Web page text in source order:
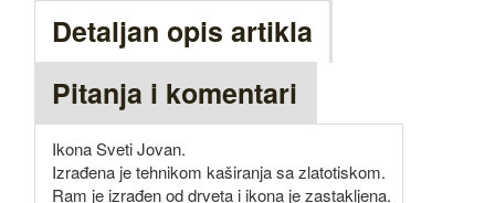
Detaljan opis artikla
Pitanja i komentari
Ikona Sveti Jovan.
Izrađena je tehnikom kaširanja sa zlatotiskom.
Ram je izrađen od drveta i ikona je zastakljena.